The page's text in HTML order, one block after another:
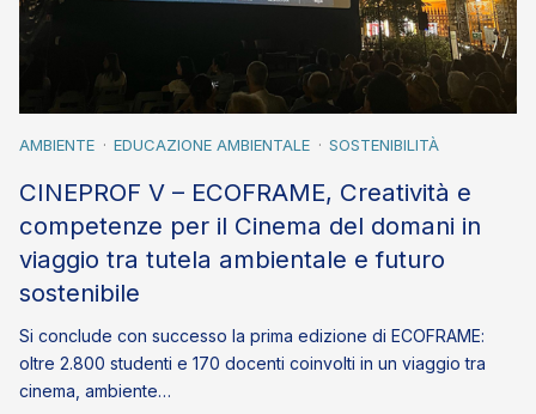
AMBIENTE EDUCAZIONE AMBIENTALE SOSTENIBILITÀ
CINEPROF V – ECOFRAME, Creatività e
competenze per il Cinema del domani in
viaggio tra tutela ambientale e futuro
sostenibile
Si conclude con successo la prima edizione di ECOFRAME:
oltre 2.800 studenti e 170 docenti coinvolti in un viaggio tra
cinema, ambiente…